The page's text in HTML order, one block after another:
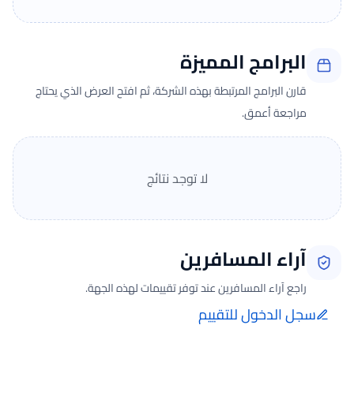
البرامج المميزة
قارن البرامج المرتبطة بهذه الشركة، ثم افتح العرض الذي يحتاج
مراجعة أعمق.
لا توجد نتائج
آراء المسافرين
راجع آراء المسافرين عند توفر تقييمات لهذه الجهة.
سجل الدخول للتقييم